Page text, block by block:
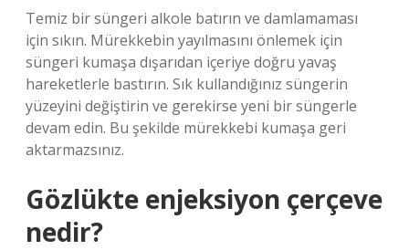
Temiz bir süngeri alkole batırın ve damlamaması
için sıkın. Mürekkebin yayılmasını önlemek için
süngeri kumaşa dışarıdan içeriye doğru yavaş
hareketlerle bastırın. Sık kullandığınız süngerin
yüzeyini değiştirin ve gerekirse yeni bir süngerle
devam edin. Bu şekilde mürekkebi kumaşa geri
aktarmazsınız.
Gözlükte enjeksiyon çerçeve
nedir?